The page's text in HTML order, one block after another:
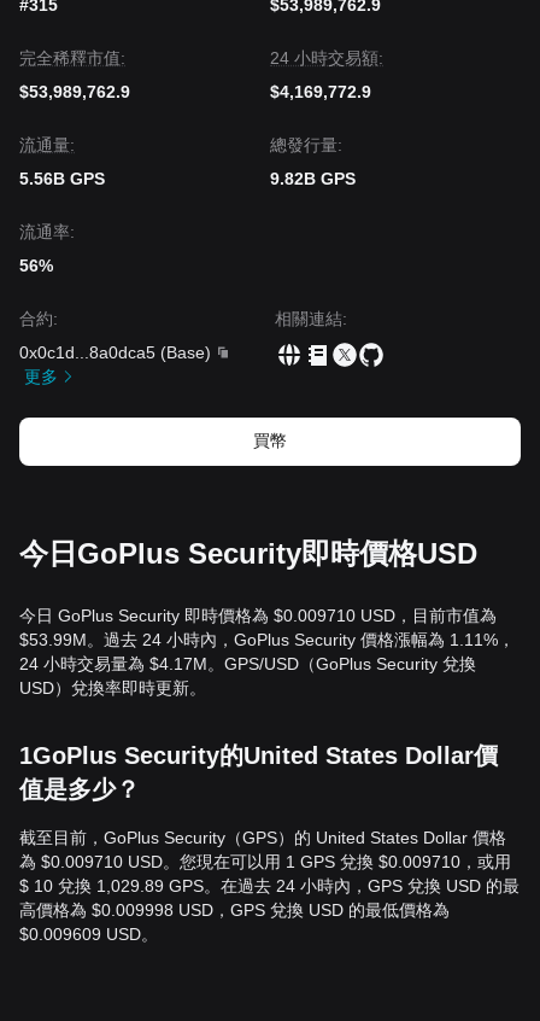
#315
$53,989,762.9
完全稀釋市值:
$53,989,762.9
24 小時交易額:
$4,169,772.9
流通量:
5.56B GPS
總發行量:
9.82B GPS
流通率:
56%
合約:
0x0c1d
8a0dca5 (Base)
更多
相關連結:
買幣
今日GoPlus Security即時價格USD
今日 GoPlus Security 即時價格為 $0.009710 USD，目前市值為
$53.99M。過去 24 小時內，GoPlus Security 價格漲幅為 1.11%，
24 小時交易量為 $4.17M。GPS/USD（GoPlus Security 兌換
USD）兌換率即時更新。
1GoPlus Security的United States Dollar價
值是多少？
截至目前，GoPlus Security（GPS）的 United States Dollar 價格
為 $0.009710 USD。您現在可以用 1 GPS 兌換 $0.009710，或用
$ 10 兌換 1,029.89 GPS。在過去 24 小時內，GPS 兌換 USD 的最
高價格為 $0.009998 USD，GPS 兌換 USD 的最低價格為
$0.009609 USD。